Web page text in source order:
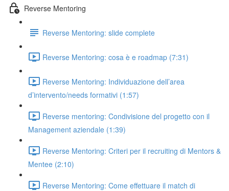
Reverse Mentoring
Reverse Mentoring: slide complete
Reverse Mentoring: cosa è e roadmap (7:31)
Reverse Mentoring: Individuazione dell’area
d’intervento/needs formativi (1:57)
Reverse mentoring: Condivisione del progetto con il
Management aziendale (1:39)
Reverse Mentoring: Criteri per il recruiting di Mentors &
Mentee (2:10)
Reverse Mentoring: Come effettuare il match di